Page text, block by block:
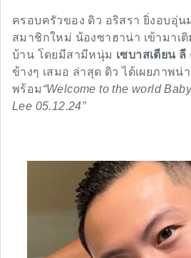
ครอบครัวของ ดิว อริสรา ยิ่งอบอุ่
สมาชิกใหม่ น้องซาฮาน่า เข้ามาเ
บ้าน โดยมีสามีหนุ่ม เซบาสเตียน ลี
ข้างๆ เสมอ ล่าสุด ดิว ได้เผยภาพน่
พร้อม “Welcome to the world
Lee 05.12.24”